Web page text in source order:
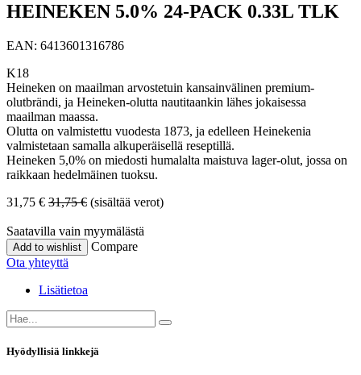
HEINEKEN 5.0% 24-PACK 0.33L TLK
EAN: 6413601316786
K18
Heineken on maailman arvostetuin kansainvälinen premium-
olutbrändi, ja Heineken-olutta nautitaankin lähes jokaisessa
maailman maassa.
Olutta on valmistettu vuodesta 1873, ja edelleen Heinekenia
valmistetaan samalla alkuperäisellä reseptillä.
Heineken 5,0% on miedosti humalalta maistuva lager-olut, jossa on
raikkaan hedelmäinen tuoksu.
31,75 € 31,75€ (sisältää verot)
Saatavilla vain myymälästä
Add to wishlist
Compare
Ota yhteyttä
Lisätietoa
Hyödyllisiä linkkejä